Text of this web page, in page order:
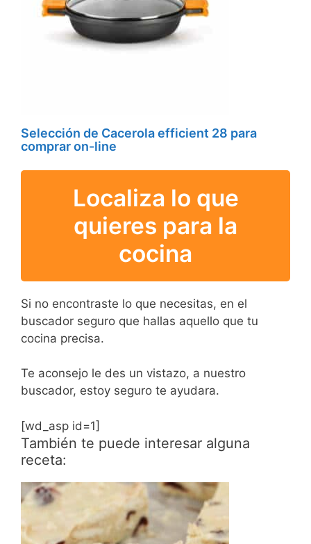
Selección de Cacerola efficient 28 para
comprar on-line
Localiza lo que
quieres para la
cocina
Si no encontraste lo que necesitas, en el
buscador seguro que hallas aquello que tu
cocina precisa.
Te aconsejo le des un vistazo, a nuestro
buscador, estoy seguro te ayudara.
[wd_asp id=1]
También te puede interesar alguna
receta: